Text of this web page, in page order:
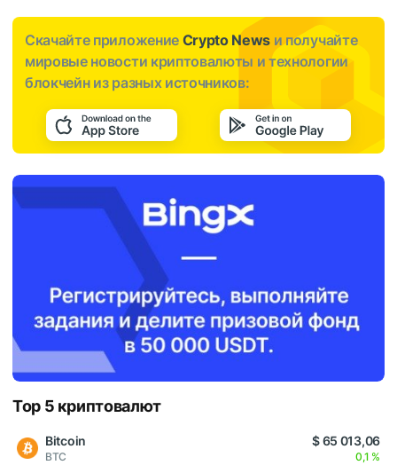
Скачайте приложение Crypto News и получайте
мировые новости криптовалюты и технологии
блокчейн из разных источников:
Top 5 криптовалют
Bitcoin
BTC
$ 65 013,06
0,1 %